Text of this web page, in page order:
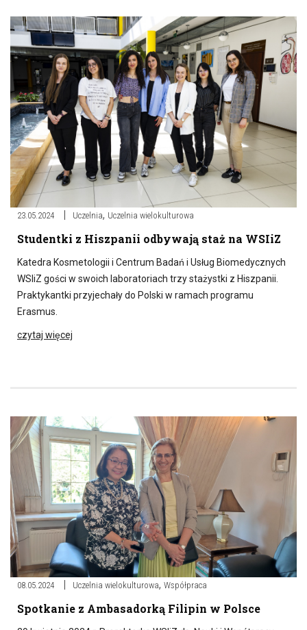
23.05.2024 Uczelnia, Uczelnia wielokulturowa
Studentki z Hiszpanii odbywają staż na WSIiZ
Katedra Kosmetologii i Centrum Badań i Usług Biomedycznych
WSIiZ gości w swoich laboratoriach trzy stażystki z Hiszpanii.
Praktykantki przyjechały do Polski w ramach programu
Erasmus.
czytaj więcej
08.05.2024 Uczelnia wielokulturowa, Współpraca
Spotkanie z Ambasadorką Filipin w Polsce